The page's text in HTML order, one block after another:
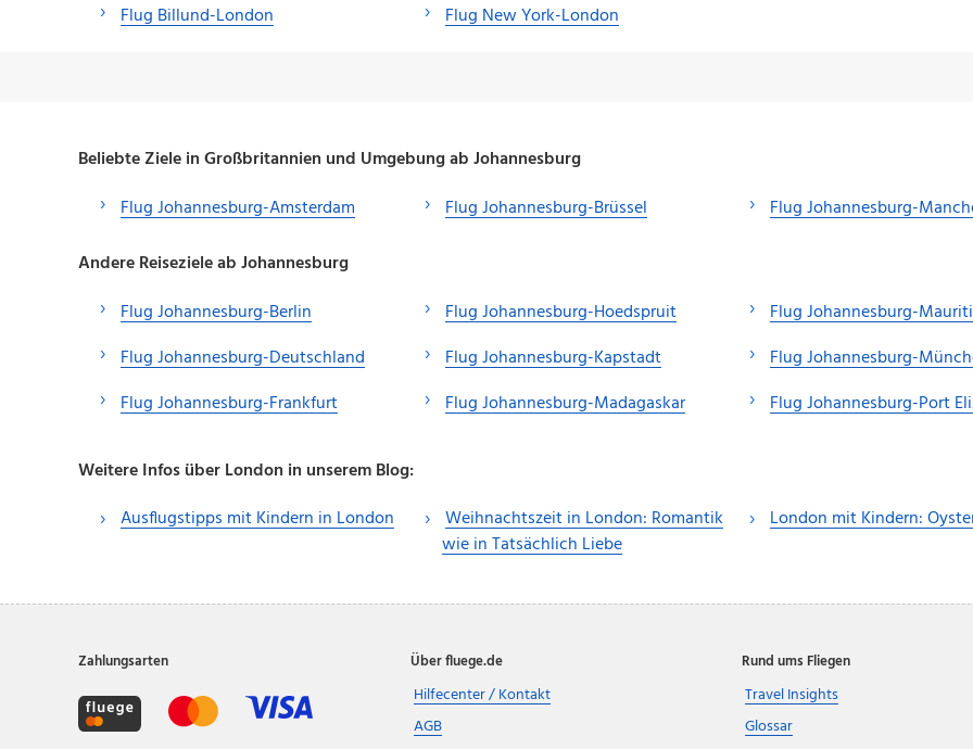
Flug Billund-London
Flug New York-London
Beliebte Ziele in Großbritannien und Umgebung ab Johannesburg
Flug Johannesburg-Amsterdam
Flug Johannesburg-Brüssel
Flug Johannesburg-
Andere Reiseziele ab Johannesburg
Flug Johannesburg-Berlin
Flug Johannesburg-Deutschland
Flug Johannesburg-Frankfurt
Flug Johannesburg-Hoedspruit
Flug Johannesburg-Kapstadt
Flug Johannesburg-Madagaskar
Flug Johannesburg-
Flug Johannesburg-
Flug Johannesburg-Port
Weitere Infos über London in unserem Blog:
Ausflugstipps mit Kindern in London
Weihnachtszeit in London: Romantik
wie in Tatsächlich Liebe
London mit Kindern: